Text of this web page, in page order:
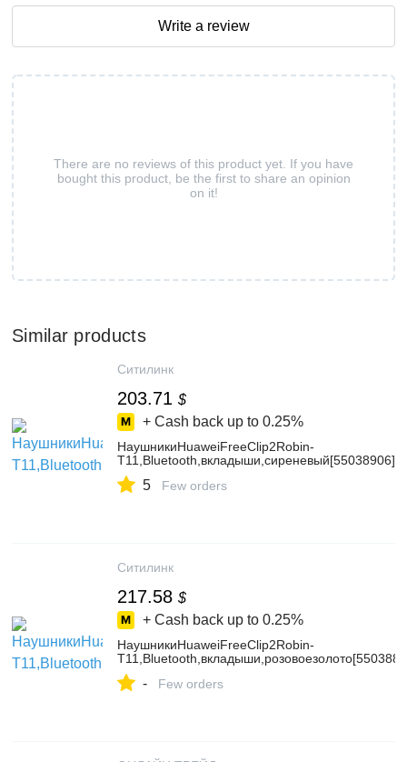
There are no reviews of this product yet. If you have
bought this product, be the first to share an opinion
on it!
Write a review
Similar products
Ситилинк
203.71 $
+ Cash back up to 0.25%
НаушникиHuaweiFreeClip2Robin-
T11,Bluetooth,вкладыши,сиреневый[55038906]
5 Few orders
Ситилинк
217.58 $
+ Cash back up to 0.25%
НаушникиHuaweiFreeClip2Robin-
- Few orders